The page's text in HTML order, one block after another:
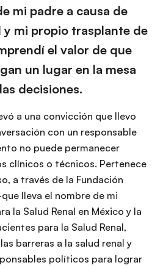
mi padre a causa de
mi propio trasplante de
el valor de que
un lugar en la mesa
decisiones.
a una convicción que llevo
con un responsable
no puede permanecer
clínicos o técnicos. Pertenece
a través de la Fundación
lleva el nombre de mi
la Salud Renal en México y la
para la Salud Renal,
barreras a la salud renal y
políticos para lograr